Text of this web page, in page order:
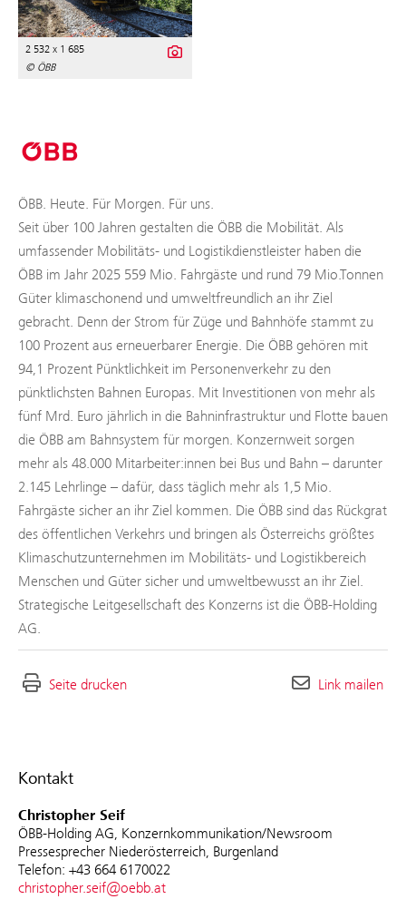
Kontakt
Christopher Seif
ÖBB-Holding AG, Konzernkommunikation/Newsroom
Pressesprecher Niederösterreich, Burgenland
Telefon: +43 664 6170022
christopher.seif@oebb.at
2 532 x 1 685
© ÖBB
ÖBB. Heute. Für Morgen. Für uns.
Seit über 100 Jahren gestalten die ÖBB die Mobilität. Als
umfassender Mobilitäts- und Logistikdienstleister haben die
ÖBB im Jahr 2025 559 Mio. Fahrgäste und rund 79 Mio.Tonnen
Güter klimaschonend und umweltfreundlich an ihr Ziel
gebracht. Denn der Strom für Züge und Bahnhöfe stammt zu
100 Prozent aus erneuerbarer Energie. Die ÖBB gehören mit
94,1 Prozent Pünktlichkeit im Personenverkehr zu den
pünktlichsten Bahnen Europas. Mit Investitionen von mehr als
fünf Mrd. Euro jährlich in die Bahninfrastruktur und Flotte bauen
die ÖBB am Bahnsystem für morgen. Konzernweit sorgen
mehr als 48.000 Mitarbeiter:innen bei Bus und Bahn – darunter
2.145 Lehrlinge – dafür, dass täglich mehr als 1,5 Mio.
Fahrgäste sicher an ihr Ziel kommen. Die ÖBB sind das Rückgrat
des öffentlichen Verkehrs und bringen als Österreichs größtes
Klimaschutzunternehmen im Mobilitäts- und Logistikbereich
Menschen und Güter sicher und umweltbewusst an ihr Ziel.
Strategische Leitgesellschaft des Konzerns ist die ÖBB-Holding
AG.
Seite drucken Link mailen